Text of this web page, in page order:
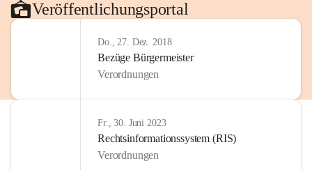
Veröffentlichungsportal
Do., 27. Dez. 2018
Bezüge Bürgermeister
Verordnungen
Fr., 30. Juni 2023
Rechtsinformationssystem (RIS)
Verordnungen